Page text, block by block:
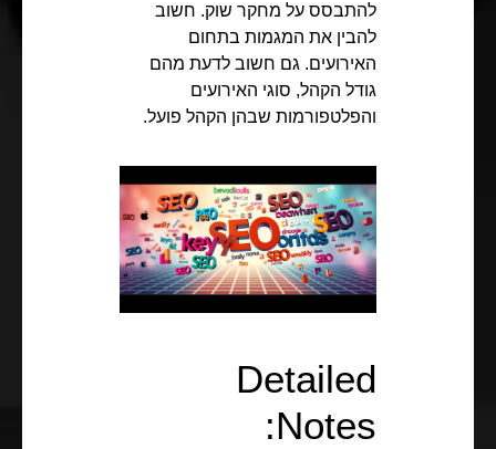
להתבסס על מחקר שוק. חשוב
להבין את המגמות בתחום
האירועים. גם חשוב לדעת מהם
גודל הקהל, סוגי האירועים
והפלטפורמות שבהן הקהל פועל.
Detailed
Notes: